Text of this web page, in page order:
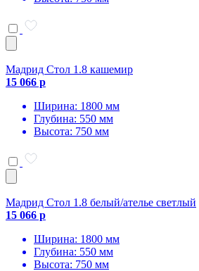
Мадрид Стол 1.8 кашемир
15 066 р
Ширина: 1800 мм
Глубина: 550 мм
Высота: 750 мм
Мадрид Стол 1.8 белый/ателье светлый
15 066 р
Ширина: 1800 мм
Глубина: 550 мм
Высота: 750 мм